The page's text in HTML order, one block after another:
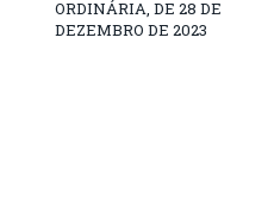
ORDINÁRIA, DE 28 DE
DEZEMBRO DE 2023